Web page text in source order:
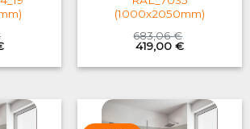
Current
is:
(1000x2050mm)
683,06€
Original
price
was:
419,00 €Current
is: